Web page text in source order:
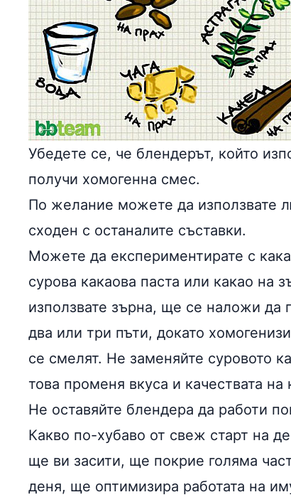
Убедете се, че блендерът, който
получи хомогенна смес.
По желание можете да използвате
сходен с останалите съставки.
Можете да експериментирате с
сурова какаова паста или какао на
използвате зърна, ще се наложи да
два или три пъти, докато
се смелят. Не заменяйте суровото
това променя вкуса и качествата на
Не оставяйте блендера да работи
Какво по-хубаво от свеж старт на
ще ви засити, ще покрие голяма
деня, ще оптимизира работата на